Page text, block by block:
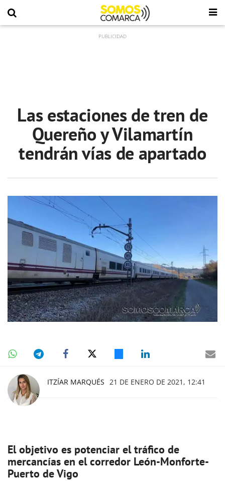
Las estaciones de tren de
Quereño y Vilamartín
tendrán vías de apartado
ITZÍAR MARQUÉS 21 DE ENERO DE 2021, 12:41
El objetivo es potenciar el tráfico de
mercancías en el corredor León-Monforte-
Puerto de Vigo